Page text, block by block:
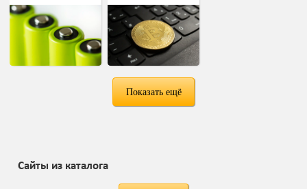
Показать ещё
Сайты из каталога